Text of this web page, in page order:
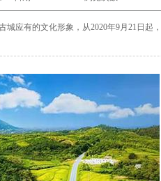
城应有的文化形象，从2020年9月21日起，